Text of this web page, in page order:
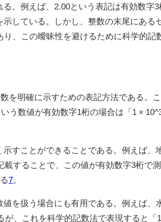
。例えば、2.00という表記は有効数字
している。しかし、整数の末尾にあ
、この曖昧性を避けるために科学的記
を明確に示すための表記方法である。
う数値が有効数字1桁の場合は「1 ×
すことができることである。例えば
することで、この値が有効数字3桁で
7
を扱う場合にも有用である。例えば、
が、これを科学的記数法で表現すると